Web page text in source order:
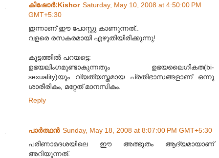
കിഷോർ‍:Kishor Saturday, May 10, 2008 at 4:50:00 PM
GMT+5:30
ഇന്നാണ് ഈ പോസ്റ്റു കാണുന്നത്..
വളരെ രസകരമായി എഴുതിയിരിക്കുന്നു!
കൂട്ടത്തില്‍ പറയട്ടെ:
ഉഭയലിംഗമുണ്ടാകുന്നതും ഉഭയലൈഗികത(bi-
sexuality)യും വ്യത്യസ്തമായ പ്രതിഭാസങ്ങളാണ് ഒന്നു
ശാരീരികം, മറ്റേത് മാനസികം.
Reply
പാര്‍ത്ഥന്‍ Sunday, May 18, 2008 at 8:07:00 PM GMT+5:30
പരിണാമദശയിലെ ഈ അത്ഭുതം ആദ്യമായാണ്‌
അറിയുന്നത്‌.